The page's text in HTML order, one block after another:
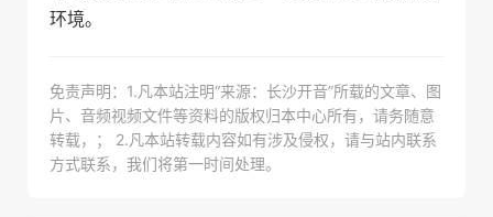
环境。
免责声明：1.凡本站注明“来源：长沙开音”所载的文章、图
片、音频视频文件等资料的版权归本中心所有，请务随意
转载，； 2.凡本站转载内容如有涉及侵权，请与站内联系
方式联系，我们将第一时间处理。